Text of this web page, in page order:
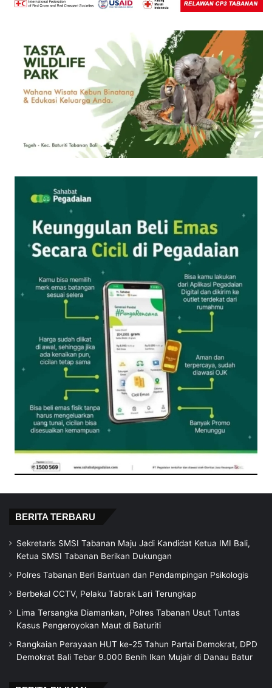
BERITA TERBARU
Sekretaris SMSI Tabanan Maju Jadi Kandidat Ketua IMI Bali,
Ketua SMSI Tabanan Berikan Dukungan
Polres Tabanan Beri Bantuan dan Pendampingan Psikologis
Berbekal CCTV, Pelaku Tabrak Lari Terungkap
Lima Tersangka Diamankan, Polres Tabanan Usut Tuntas
Kasus Pengeroyokan Maut di Baturiti
Rangkaian Perayaan HUT ke-25 Tahun Partai Demokrat, DPD
Demokrat Bali Tebar 9.000 Benih Ikan Mujair di Danau Batur